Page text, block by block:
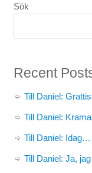
Sök
Recent
Till Daniel:
Till Daniel:
Till Daniel: Idag…
Till Daniel: Ja,